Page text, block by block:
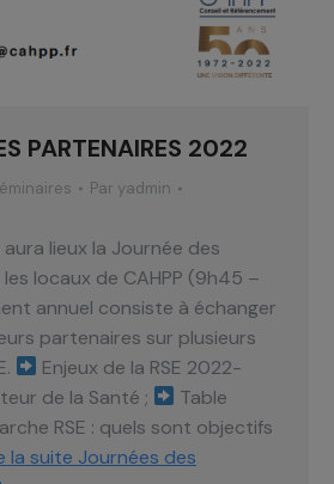
PARTENAIRES 2022
Par yadmin
lieux la Journée des
locaux de CAHPP (9h45 –
annuel consiste à échanger
partenaires sur plusieurs
Enjeux de la RSE 2022-
de la Santé ;
Table
RSE : quels sont objectifs
la suite Journées des